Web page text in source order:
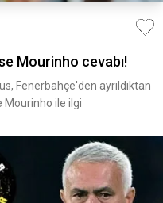
Mourinho cevabı!
Fenerbahçe'den ayrıldıktan
Mourinho ile ilgi